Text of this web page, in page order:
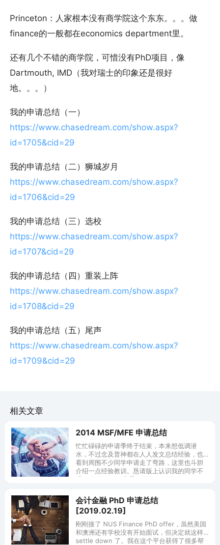
Princeton：人家根本没有商学院这个东东。。。做
finance的一般都在economics department里。
还有几个不错的商学院，可惜没有PhD项目，像
Dartmouth, IMD（我对瑞士的印象还是很好
地。。。）
我的申请总结（一）
https://www.chasedream.com/show.aspx?
id=1705&cid=29
我的申请总结（二）狮城岁月
https://www.chasedream.com/show.aspx?
id=1706&cid=29
我的申请总结（三）选校
https://www.chasedream.com/show.aspx?
id=1707&cid=29
我的申请总结（四）重装上阵
https://www.chasedream.com/show.aspx?
id=1708&cid=29
我的申请总结（五）尾声
https://www.chasedream.com/show.aspx?
id=1709&cid=29
相关文章
2014 MSF/MFE 申请总结
忙忙碌碌的申请季终于结束，本来想低调潜
水，不过念及普神都在人人发文总结经验，也
看到周围不少同学申请走了弯路，这里也斗胆
介绍一点经验教训。恳请版上认识我的同学不
爆LZ信息：）LZ背景：国内top4本科，
会计金融 PhD 申请总结
[2019.02.19]
刚刚接了 NUS Finance PhD offer，虽然美国
和澳洲还有学校没有开始面试，但决定就这样
settle down 了。我在这个平台获得了很多帮